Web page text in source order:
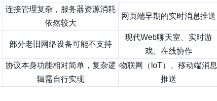
连接管理复杂，服务器资源消耗
依然较大
网页端早期的实时消息推送
部分老旧网络设备可能不支持
现代Web聊天室、实时游
戏、在线协作
协议本身功能相对简单，复杂逻
辑需自行实现
物联网（IoT）、移动端消息
推送